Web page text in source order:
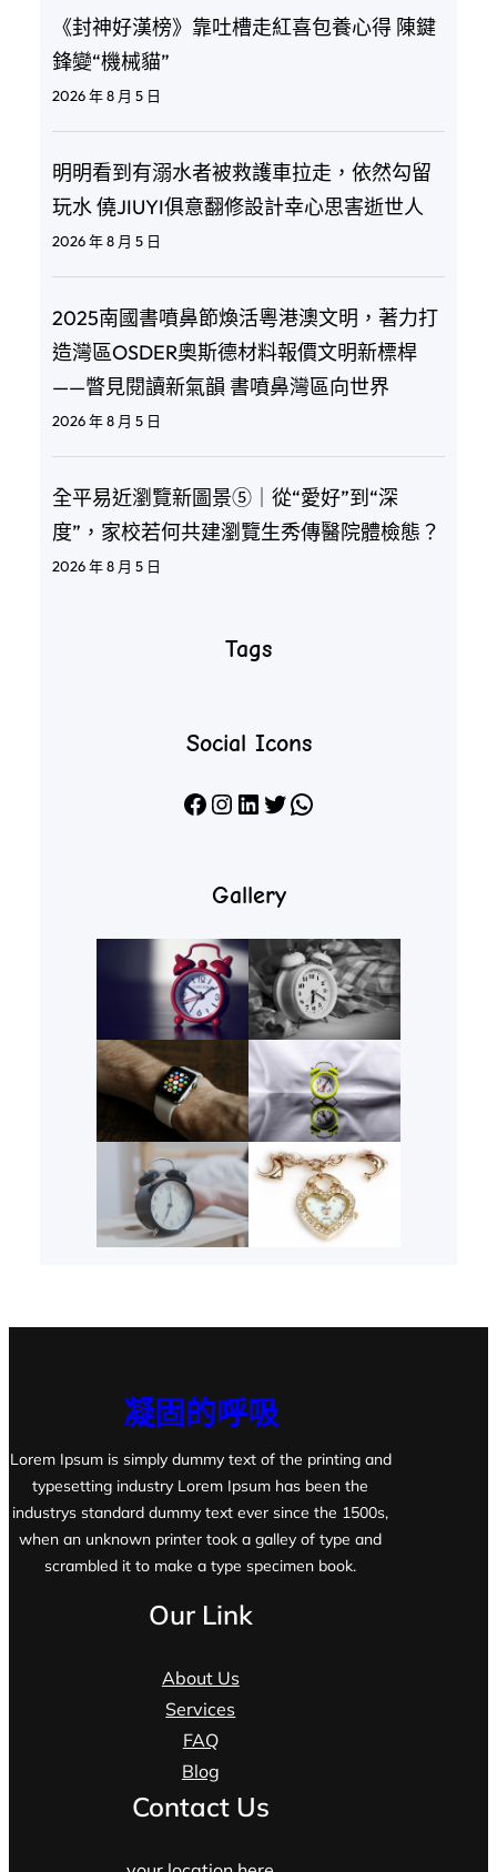
《封神好漢榜》靠吐槽走紅喜包養心得 陳鍵
鋒變“機械貓”
2026 年 8 月 5 日
明明看到有溺水者被救護車拉走，依然勾留
玩水 僥JIUYI俱意翻修設計幸心思害逝世人
2026 年 8 月 5 日
2025南國書噴鼻節煥活粵港澳文明，著力打
造灣區OSDER奧斯德材料報價文明新標桿
——瞥見閱讀新氣韻 書噴鼻灣區向世界
2026 年 8 月 5 日
全平易近瀏覽新圖景⑤｜從“愛好”到“深
度”，家校若何共建瀏覽生秀傳醫院體檢態？
2026 年 8 月 5 日
Tags
Social Icons
Facebook Instagram LinkedIn X WhatsApp
Gallery
凝固的呼吸
Lorem Ipsum is simply dummy text of the printing and
typesetting industry Lorem Ipsum has been the
industrys standard dummy text ever since the 1500s,
when an unknown printer took a galley of type and
scrambled it to make a type specimen book.
Our Link
About Us
Services
FAQ
Blog
Contact Us